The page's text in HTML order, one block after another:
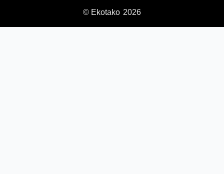
© Ekotako 2026